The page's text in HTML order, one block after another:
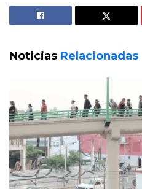
Noticias Relacionadas